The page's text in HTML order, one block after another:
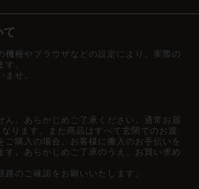
機種やブラウザなどの設定により、実際の
す。
ませ。
ん。あらかじめご了承ください。通常お届
ります。また商品はすべて玄関でのお渡
ご購入の場合、お客様に搬入のお手伝いを
す。あらかじめご了承のうえ、お買い求め
路のご確認をお願いいたします。